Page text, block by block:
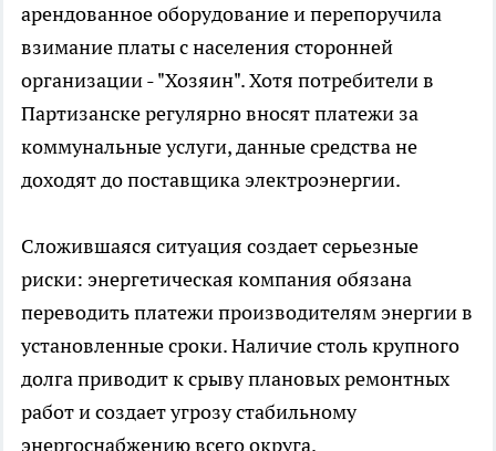
арендованное оборудование и перепоручила
взимание платы с населения сторонней
организации - "Хозяин". Хотя потребители в
Партизанске регулярно вносят платежи за
коммунальные услуги, данные средства не
доходят до поставщика электроэнергии.
Сложившаяся ситуация создает серьезные
риски: энергетическая компания обязана
переводить платежи производителям энергии в
установленные сроки. Наличие столь крупного
долга приводит к срыву плановых ремонтных
работ и создает угрозу стабильному
энергоснабжению всего округа.